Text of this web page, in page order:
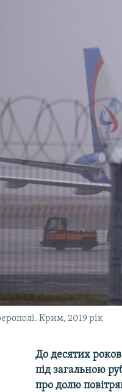
Крим, 2019 рік
До десятих
під загальною
про долю